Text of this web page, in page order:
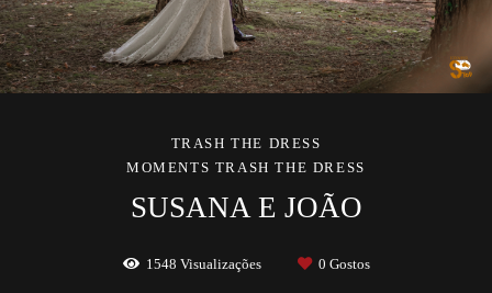
TRASH THE DRESS
MOMENTS TRASH THE DRESS
SUSANA E JOÃO
1548 Visualizações 0 Gostos